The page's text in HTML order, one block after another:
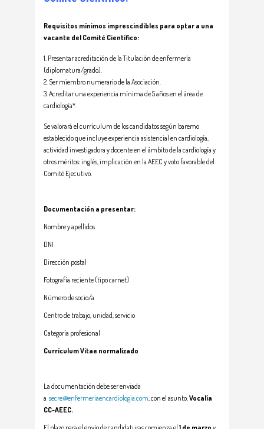
Requisitos mínimos imprescindibles para optar a una
vacante del Comité Científico:
Presentar acreditación de la Titulación de enfermería
(diplomatura/grado).
Ser miembro numerario de la Asociación.
Acreditar una experiencia mínima de 5 años en el área de
cardiología*.
Se valorará el currículum de los candidatos según baremo
establecido que incluye experiencia asistencial en cardiología,
actividad investigadora y docente en el ámbito de la cardiología y
otros méritos: inglés, implicación en la AEEC y voto favorable del
Comité Ejecutivo.
Documentación a presentar:
Nombre y apellidos
DNI
Dirección postal
Fotografía reciente (tipo carnet)
Número de socio/a
Centro de trabajo, unidad, servicio
Categoría profesional
Currículum Vitae normalizado
La documentación debe ser enviada
a secre@enfermeriaencardiologia.com , con el asunto:Vocalía
CC-AEEC.